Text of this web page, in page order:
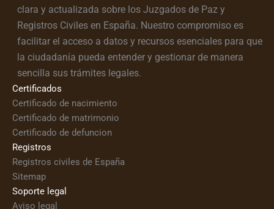
clara y actualizada sobre los Juzgados de Paz y
Registros Civiles en España. Nuestro compromiso es
facilitar el acceso a datos y recursos esenciales para que
la ciudadanía pueda entender y gestionar de manera
sencilla sus trámites legales.
Certificados
Certificado de nacimiento
Certificado de matrimonio
Certificado de defuncion
Registros
Registros civiles de España
Sitemap
Soporte legal
Aviso legal